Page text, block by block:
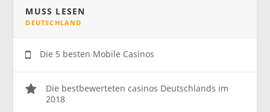
MUSS LESEN
DEUTSCHLAND
Die 5 besten Mobile Casinos
Die bestbewerteten casinos Deutschlands im
2018